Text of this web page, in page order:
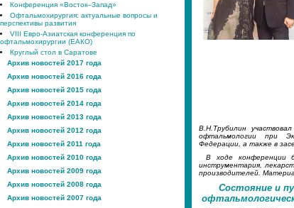
Конференция «Восток–Запад»
Офтальмохирургия: актуальные вопросы и
перспективы развития
VIII Евро-Азиатская конференция по
офтальмохирургии (ЕАКО)
Круглый стол в Саратове
Архив новостей 2017 года
Архив новостей 2016 года
Архив новостей 2015 года
Архив новостей 2014 года
Архив новостей 2013 года
Архив новостей 2012 года
Архив новостей 2011 года
Архив новостей 2010 года
Архив новостей 2009 года
Архив новостей 2008 года
Архив новостей 2007 года
В.Н.Трубилин
офтальмологии при
Федерации, а также в
В ходе конференции
инструментария,
производителей.
Состояние и